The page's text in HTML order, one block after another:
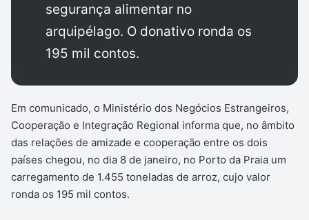
segurança alimentar no
arquipélago. O donativo ronda os
195 mil contos.
Em comunicado, o Ministério dos Negócios Estrangeiros,
Cooperação e Integração Regional informa que, no âmbito
das relações de amizade e cooperação entre os dois
países chegou, no dia 8 de janeiro, no Porto da Praia um
carregamento de 1.455 toneladas de arroz, cujo valor
ronda os 195 mil contos.